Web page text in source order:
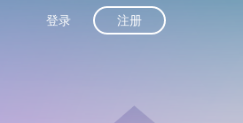
登录 注册